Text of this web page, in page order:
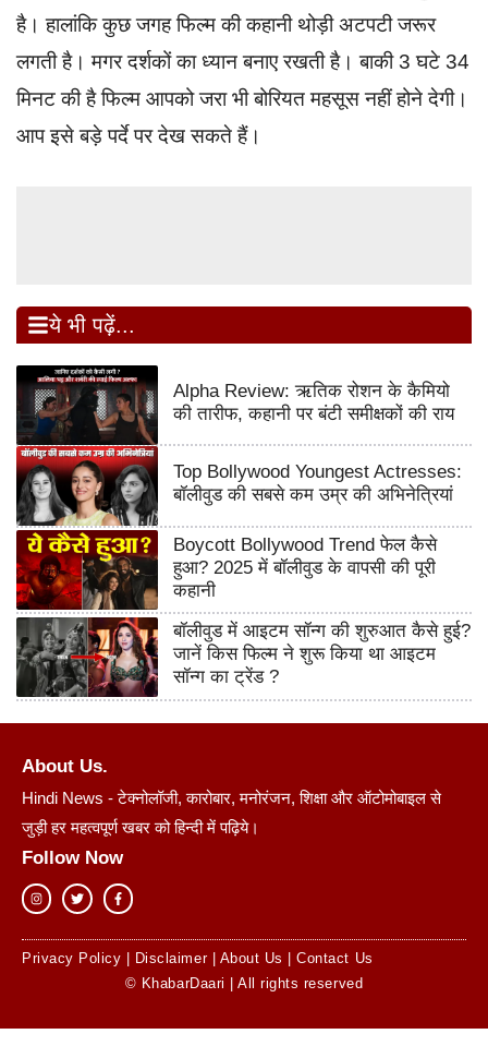
है। हालांकि कुछ जगह फिल्म की कहानी थोड़ी अटपटी जरूर
लगती है। मगर दर्शकों का ध्यान बनाए रखती है। बाकी 3 घटे 34
मिनट की है फिल्म आपको जरा भी बोरियत महसूस नहीं होने देगी।
आप इसे बड़े पर्दे पर देख सकते हैं।
ये भी पढ़ें...
Alpha Review: ऋतिक रोशन के कैमियो
की तारीफ, कहानी पर बंटी समीक्षकों की राय
Top Bollywood Youngest Actresses:
बॉलीवुड की सबसे कम उम्र की अभिनेत्रियां
Boycott Bollywood Trend फेल कैसे
हुआ? 2025 में बॉलीवुड के वापसी की पूरी
कहानी
बॉलीवुड में आइटम सॉन्ग की शुरुआत कैसे हुई?
जानें किस फिल्म ने शुरू किया था आइटम
सॉन्ग का ट्रेंड ?
About Us.
Hindi News - टेक्नोलॉजी, कारोबार, मनोरंजन, शिक्षा और ऑटोमोबाइल से
जुड़ी हर महत्वपूर्ण खबर को हिन्दी में पढ़िये।
Follow Now
© KhabarDaari | All rights reserved
Privacy Policy | Disclaimer| About Us |Contact Us